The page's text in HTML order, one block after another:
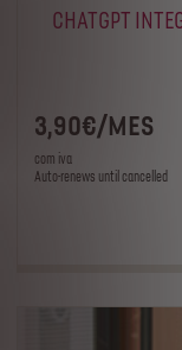
CHATGPT
3,90€/MES
com iva
Auto-renews until cancelled